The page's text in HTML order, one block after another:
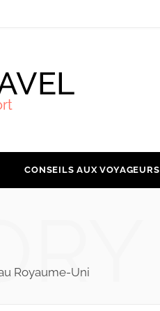
CONSEILS AUX VOYAGEURS
Royaume-Uni